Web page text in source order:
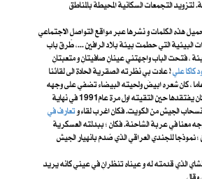
التجمعات السكانية المحيطة بالمناطق
هذه الكلمات و نشرها عبر مواقع التواصل الاجتماعي
البيئية التي حطمت بيئة بلاد الرافين ...، طًرق باب
، فتحت الباب واجهتني عينانِ صافيتانِ و متعبتانِ
كاكا علي! عادت بي نظرته الصقرية الحادة الى لقائنا
، كان شعره ابيضَ ولحيته البيضاء تضفي على وجهه
شيئا من الحكمة والوقار ، كان يفتقدها حين التقيته اول مرة عام1991 في نهاية
الجيش من الكويت. فكان اغرب لقاء وتعارف في
معنا في عربة الشاحنة. فكان ؛ ببدلته العسكرية
؛ نموذجا للجندي العراقي الذي صُدم بانهيار الجيش
الذي قدمته له و عيناه تنظرانِ في عيني كانه يريد